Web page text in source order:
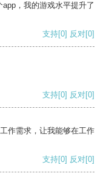
，我的游戏水平提升了
支持[0] 反对[0]
支持[0] 反对[0]
作需求，让我能够在工作
支持[0] 反对[0]